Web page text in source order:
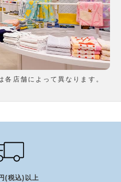
各店舗によって異なります。
(税込)以上